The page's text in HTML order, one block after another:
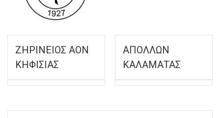
ΖΗΡΙΝΕΙΟΣ ΑΟΝ
ΚΗΦΙΣΙΑΣ
ΑΠΟΛΛΩΝ
ΚΑΛΑΜΑΤΑΣ